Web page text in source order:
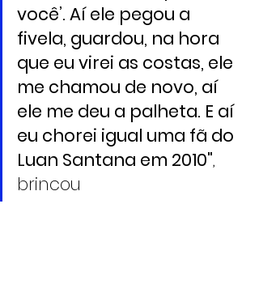
você’. Aí ele pegou a
fivela, guardou, na hora
que eu virei as costas, ele
me chamou de novo, aí
ele me deu a palheta. E aí
eu chorei igual uma fã do
Luan Santana em 2010",
brincou